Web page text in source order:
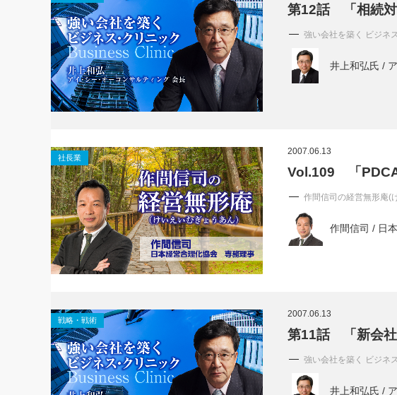
酒井英之の社長のビジョ
第12話 「相続対
強い会社を築く ビジネ
井上和弘氏 /
社長業
2007.06.13
Vol.109 「PDCA
作間信司の経営無形庵(
作間信司 / 日
戦略・戦術
2007.06.13
第11話 「新会社
強い会社を築く ビジネ
井上和弘氏 /